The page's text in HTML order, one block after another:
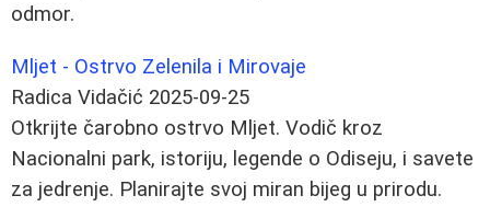
odmor.
Mljet - Ostrvo Zelenila i Mirovaje
Radica Vidačić 2025-09-25
Otkrijte čarobno ostrvo Mljet. Vodič kroz
Nacionalni park, istoriju, legende o Odiseju, i savete
za jedrenje. Planirajte svoj miran bijeg u prirodu.